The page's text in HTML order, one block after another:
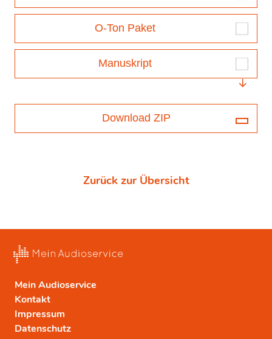
O-Ton Paket
Manuskript
Download ZIP
Zurück zur Übersicht
Mein Audioservice
Kontakt
Impressum
Datenschutz